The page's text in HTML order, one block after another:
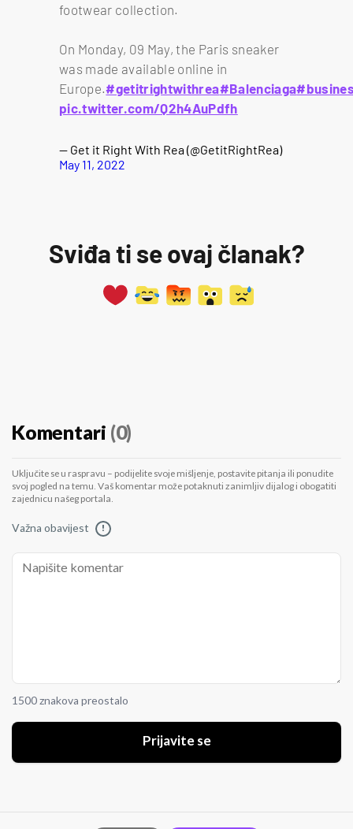
footwear collection.
On Monday, 09 May, the Paris sneaker
was made available online in
Europe.#getitrightwithrea#Balenciaga
pic.twitter.com/Q2h4AuPdfh
— Get it Right With Rea (@GetitRightRea)
May 11, 2022
Sviđa ti se ovaj članak?
Komentari (0)
Uključite se u raspravu – podijelite svoje mišljenje, postavite pitanja ili ponudite
svoj pogled na temu. Vaš komentar može potaknuti zanimljiv dijalog i obogatiti
zajednicu našeg portala.
Važna obavijest !
1500 znakova preostalo
Prijavite se